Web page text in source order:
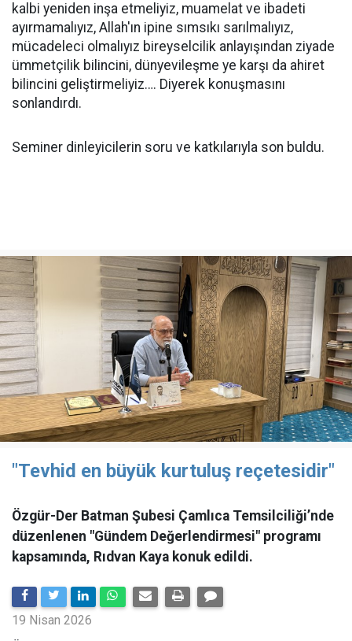
kalbi yeniden inşa etmeliyiz, muamelat ve ibadeti
ayırmamalıyız, Allah'ın ipine sımsıkı sarılmalıyız,
mücadeleci olmalıyız bireyselcilik anlayışından ziyade
ümmetçilik bilincini, dünyevileşme ye karşı da ahiret
bilincini geliştirmeliyiz…. Diyerek konuşmasını
sonlandırdı.
Seminer dinleyicilerin soru ve katkılarıyla son buldu.
"Tevhid en büyük kurtuluş reçetesidir"
Özgür-Der Batman Şubesi Çamlıca Temsilciliği’nde
düzenlenen "Gündem Değerlendirmesi" programı
kapsamında, Rıdvan Kaya konuk edildi.
19 Nisan 2026